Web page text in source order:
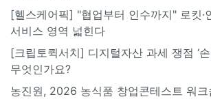
[헬스케어픽] "협업부터 인수까지" 로킷·
서비스 영역 넓힌다
[크립토퀵서치] 디지털자산 과세 쟁점 ‘
무엇인가요?
농진원, 2026 농식품 창업콘테스트 워크